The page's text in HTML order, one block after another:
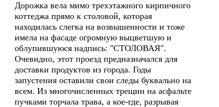
Дорожка вела мимо трехэтажного кирпичного
коттеджа прямо к столовой, которая
находилась слегка на возвышенности и тоже
имела на фасаде огромную выцветшую и
облупившуюся надпись: "СТОЛОВАЯ".
Очевидно, этот проезд предназначался для
доставки продуктов из города. Годы
запустения оставили свои следы буквально на
всем. Из многочисленных трещин на асфальте
пучками торчала трава, а кое-где, разрывая